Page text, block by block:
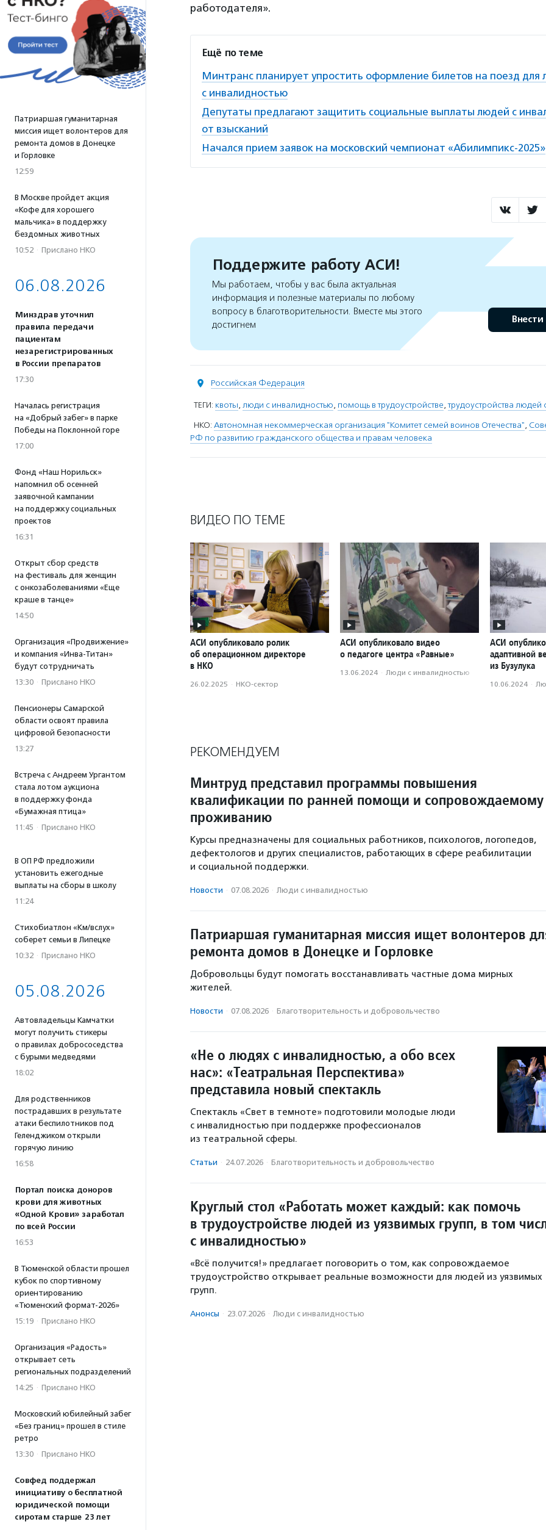
Патриаршая гуманитарная
миссия ищет волонтеров для
ремонта домов в Донецке
и Горловке
12:59
В Москве пройдет акция
«Кофе для хорошего
мальчика» в поддержку
бездомных животных
10:52 · Прислано НКО
06.08.2026
Минздрав уточнил
правила передачи
пациентам
незарегистрированных
в России препаратов
17:30
Началась регистрация
на «Добрый забег» в парке
Победы на Поклонной горе
17:00
Фонд «Наш Норильск»
напомнил об осенней
заявочной кампании
на поддержку социальных
проектов
16:31
Открыт сбор средств
на фестиваль для женщин
с онкозаболеваниями «Еще
краше в танце»
14:50
Организация «Продвижение»
и компания «Инва-Титан»
будут сотрудничать
13:30 · Прислано НКО
Пенсионеры Самарской
области освоят правила
цифровой безопасности
13:27
Встреча с Андреем Ургантом
стала лотом аукциона
в поддержку фонда
«Бумажная птица»
11:45 · Прислано НКО
В ОП РФ предложили
установить ежегодные
выплаты на сборы в школу
11:24
Стихобиатлон «Км/вслух»
соберет семьи в Липецке
10:32 · Прислано НКО
05.08.2026
Автовладельцы Камчатки
могут получить стикеры
о правилах добрососедства
с бурыми медведями
18:02
Для родственников
пострадавших в результате
атаки беспилотников под
Геленджиком открыли
горячую линию
16:58
Портал поиска доноров
крови для животных
«Одной Крови» заработал
по всей России
16:53
В Тюменской области прошел
кубок по спортивному
ориентированию
«Тюменский формат-2026»
15:19 · Прислано НКО
Организация «Радость»
открывает сеть
региональных подразделений
14:25 · Прислано НКО
Московский юбилейный забег
«Без границ» прошел в стиле
ретро
13:30 · Прислано НКО
Совфед поддержал
инициативу о бесплатной
юридической помощи
сиротам старше 23 лет
работодателя».
Ещё по теме
Минтранс планирует упростить оформление билетов на поезд для
с инвалидностью
Депутаты предлагают защитить социальные выплаты людей с
от взысканий
Начался прием заявок на московский чемпионат «Абилимпикс-2025»
Поддержите работу АСИ!
Мы работаем, чтобы у вас была актуальная
информация и полезные материалы по любому
вопросу в благотворительности. Вместе мы этого
достигнем
Внести
Российская Федерация
ТЕГИ: квоты, люди с инвалидностью, помощь в трудоустройстве,трудоустройства людей
НКО: Автономная некоммерческая организация "Комитет семей воинов Отечества",
РФ по развитию гражданского общества и правам человека
ВИДЕО ПО ТЕМЕ
АСИ опубликовало ролик
об операционном директоре
в НКО
26.02.2025 · НКО-сектор
АСИ опубликовало видео
о педагоге центра «Равные»
13.06.2024 · Люди с инвалидностью
АСИ
адаптивной
из Бузулука
10.06.2024 ·
РЕКОМЕНДУЕМ
Минтруд представил программы повышения
квалификации по ранней помощи и сопровождаемому
проживанию
Курсы предназначены для социальных работников, психологов, логопедов,
дефектологов и других специалистов, работающих в сфере реабилитации
и социальной поддержки.
Новости · 07.08.2026 · Люди с инвалидностью
Патриаршая гуманитарная миссия ищет волонтеров
ремонта домов в Донецке и Горловке
Добровольцы будут помогать восстанавливать частные дома мирных
жителей.
Новости · 07.08.2026 · Благотвори­тель­ность и доброволь­чест­во
«Не о людях с инвалидностью, а обо всех
нас»: «Театральная Перспектива»
представила новый спектакль
Спектакль «Свет в темноте» подготовили молодые люди
с инвалидностью при поддержке профессионалов
из театральной сферы.
Статьи · 24.07.2026 · Благотвори­тель­ность и доброволь­чест­во
Круглый стол «Работать может каждый: как помочь
в трудоустройстве людей из уязвимых групп, в том
с инвалидностью»
«Всё получится!» предлагает поговорить о том, как сопровождаемое
трудоустройство открывает реальные возможности для людей из уязвимых
групп.
Анонсы · 23.07.2026 · Люди с инвалидностью